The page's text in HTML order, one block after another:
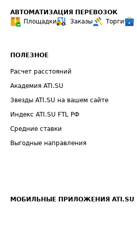
АВТОМАТИЗАЦИЯ ПЕРЕВОЗОК
Площадки
Заказы Торги
ПОЛЕЗНОЕ
Расчет расстояний
Академия ATI.SU
Звезды ATI.SU на вашем сайте
Индекс ATI.SU FTL РФ
Средние ставки
Выгодные направления
МОБИЛЬНЫЕ ПРИЛОЖЕНИЯ ATI.SU